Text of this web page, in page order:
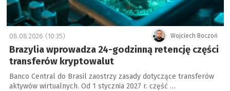
Wojciech Boczoń
08.08.2026 (10:35)
Brazylia wprowadza 24-godzinną retencję części
transferów kryptowalut
Banco Central do Brasil zaostrzy zasady dotyczące transferów
aktywów wirtualnych. Od 1 stycznia 2027 r. część …